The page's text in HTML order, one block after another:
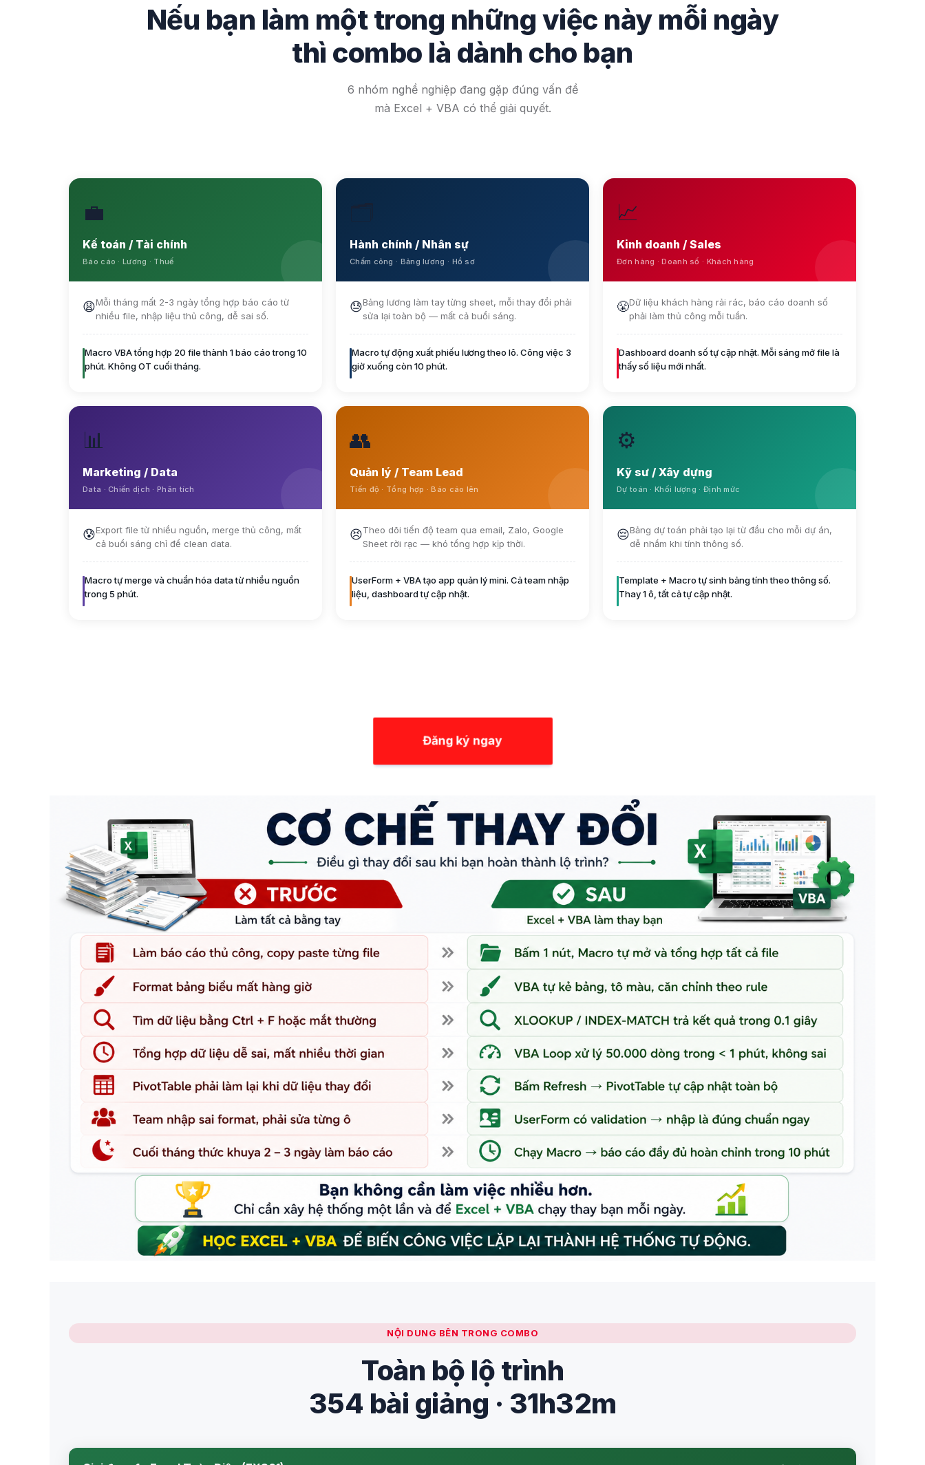
Nếu bạn làm một trong những việc này mỗi ngày
thì combo là dành cho bạn
6 nhóm nghề nghiệp đang gặp đúng vấn đề
mà Excel + VBA có thể giải quyết.
💼
Kế toán / Tài chính
Báo cáo · Lương · Thuế
😩Mỗi tháng mất 2-3 ngày tổng hợp báo cáo từ
nhiều file, nhập liệu thủ công, dễ sai số.
Macro VBA tổng hợp 20 file thành 1 báo cáo trong 10
phút. Không OT cuối tháng.
Hành chính / Nhân sự
Chấm công · Bảng lương · Hồ sơ
😓Bảng lương làm tay từng sheet, mỗi thay đổi phải
sửa lại toàn bộ — mất cả buổi sáng.
Macro tự động xuất phiếu lương theo lô. Công việc 3
giờ xuống còn 10 phút.
📈
Kinh doanh / Sales
Đơn hàng · Doanh số · Khách hàng
😤Dữ liệu khách hàng rải rác, báo cáo doanh số
phải làm thủ công mỗi tuần.
Dashboard doanh số tự cập nhật. Mỗi sáng mở file là
thấy số liệu mới nhất.
📊
Marketing / Data
Data · Chiến dịch · Phân tích
😰Export file từ nhiều nguồn, merge thủ công, mất
cả buổi sáng chỉ để clean data.
Macro tự merge và chuẩn hóa data từ nhiều nguồn
trong 5 phút.
👥
Quản lý / Team Lead
Tiến độ · Tổng hợp · Báo cáo lên
😣Theo dõi tiến độ team qua email, Zalo, Google
Sheet rời rạc — khó tổng hợp kịp thời.
UserForm + VBA tạo app quản lý mini. Cả team nhập
liệu, dashboard tự cập nhật.
⚙️
Kỹ sư / Xây dựng
Dự toán · Khối lượng · Định mức
😔Bảng dự toán phải tạo lại từ đầu cho mỗi dự án,
dễ nhầm khi tính thông số.
Template + Macro tự sinh bảng tính theo thông số.
Thay 1 ô, tất cả tự cập nhật.
Đăng ký ngay
NỘI DUNG BÊN TRONG COMBO
Toàn bộ lộ trình
354 bài giảng · 31h32m